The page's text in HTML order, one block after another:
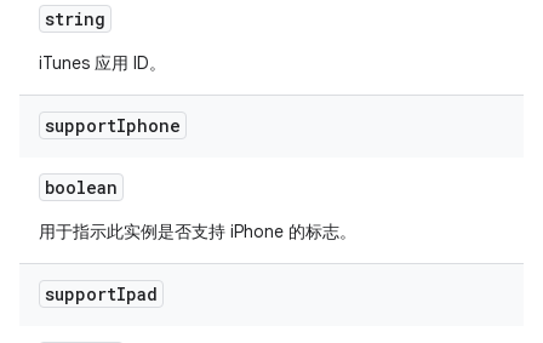
string
iTunes 应用 ID。
supportIphone
boolean
用于指示此实例是否支持 iPhone 的标志。
supportIpad